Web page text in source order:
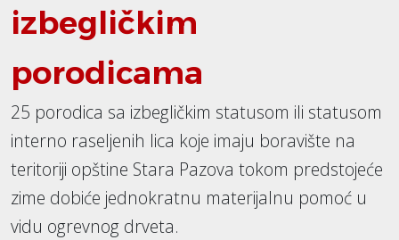
izbegličkim
porodicama
25 porodica sa izbegličkim statusom ili statusom
interno raseljenih lica koje imaju boravište na
teritoriji opštine Stara Pazova tokom predstojeće
zime dobiće jednokratnu materijalnu pomoć u
vidu ogrevnog drveta.